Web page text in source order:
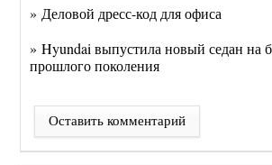
» Деловой дресс-код для офиса
» Hyundai выпустила новый седан на
прошлого поколения
Оставить комментарий